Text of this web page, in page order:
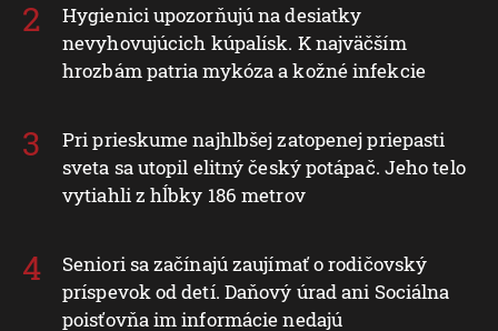
Hygienici upozorňujú na desiatky
nevyhovujúcich kúpalísk. K najväčším
hrozbám patria mykóza a kožné infekcie
Pri prieskume najhlbšej zatopenej priepasti
sveta sa utopil elitný český potápač. Jeho telo
vytiahli z hĺbky 186 metrov
Seniori sa začínajú zaujímať o rodičovský
príspevok od detí. Daňový úrad ani Sociálna
poisťovňa im informácie nedajú